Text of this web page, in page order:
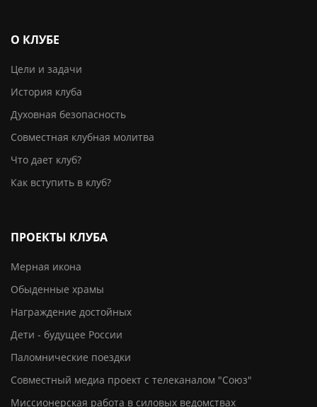
О КЛУБЕ
Цели и задачи
История клуба
Духовная безопасность
Совместная клубная молитва
Что дает клуб?
Как вступить в клуб?
ПРОЕКТЫ КЛУБА
Мерная икона
Обыденные храмы
Награждение достойных
Дети - будущее России
Паломнические поездки
Совместный медиа проект с телеканалом "Союз"
Миссионерская работа в силовых ведомствах